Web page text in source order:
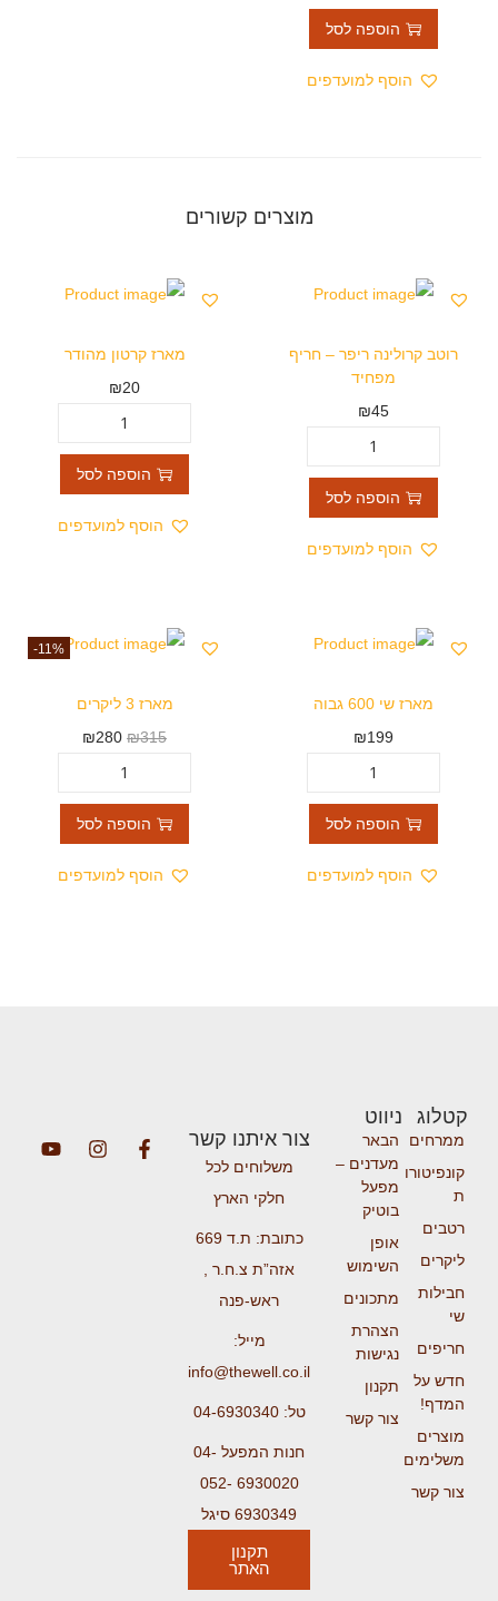
הוספה לסל
הוסף למועדפים
מוצרים קשורים
רוטב קרולינה ריפר – חריף
מפחיד
₪45
הוספה לסל
הוסף למועדפים
מארז קרטון מהודר
₪20
הוספה לסל
הוסף למועדפים
מארז שי 600 גבוה
₪199
הוספה לסל
הוסף למועדפים
-11%
מארז 3 ליקרים
₪315
₪280
הוספה לסל
הוסף למועדפים
ניווט
הבאר
מעדנים –
מפעל
בוטיק
אופן
השימוש
מתכונים
הצהרת
נגישות
תקנון
צור קשר
קטלוג
ממרחים
קונפיטורו
ת
רטבים
ליקרים
חבילות
שי
חריפים
חדש על
המדף!
מוצרים
משלימים
צור קשר
צור איתנו קשר
משלוחים לכל
חלקי הארץ
כתובת: ת.ד 669
אזה”ת צ.ח.ר ,
ראש-פנה
מייל:
info@thewell.co.il
טל: 04-6930340
חנות המפעל 04-
6930020 052-
6930349 סיגל
תקנון
האתר